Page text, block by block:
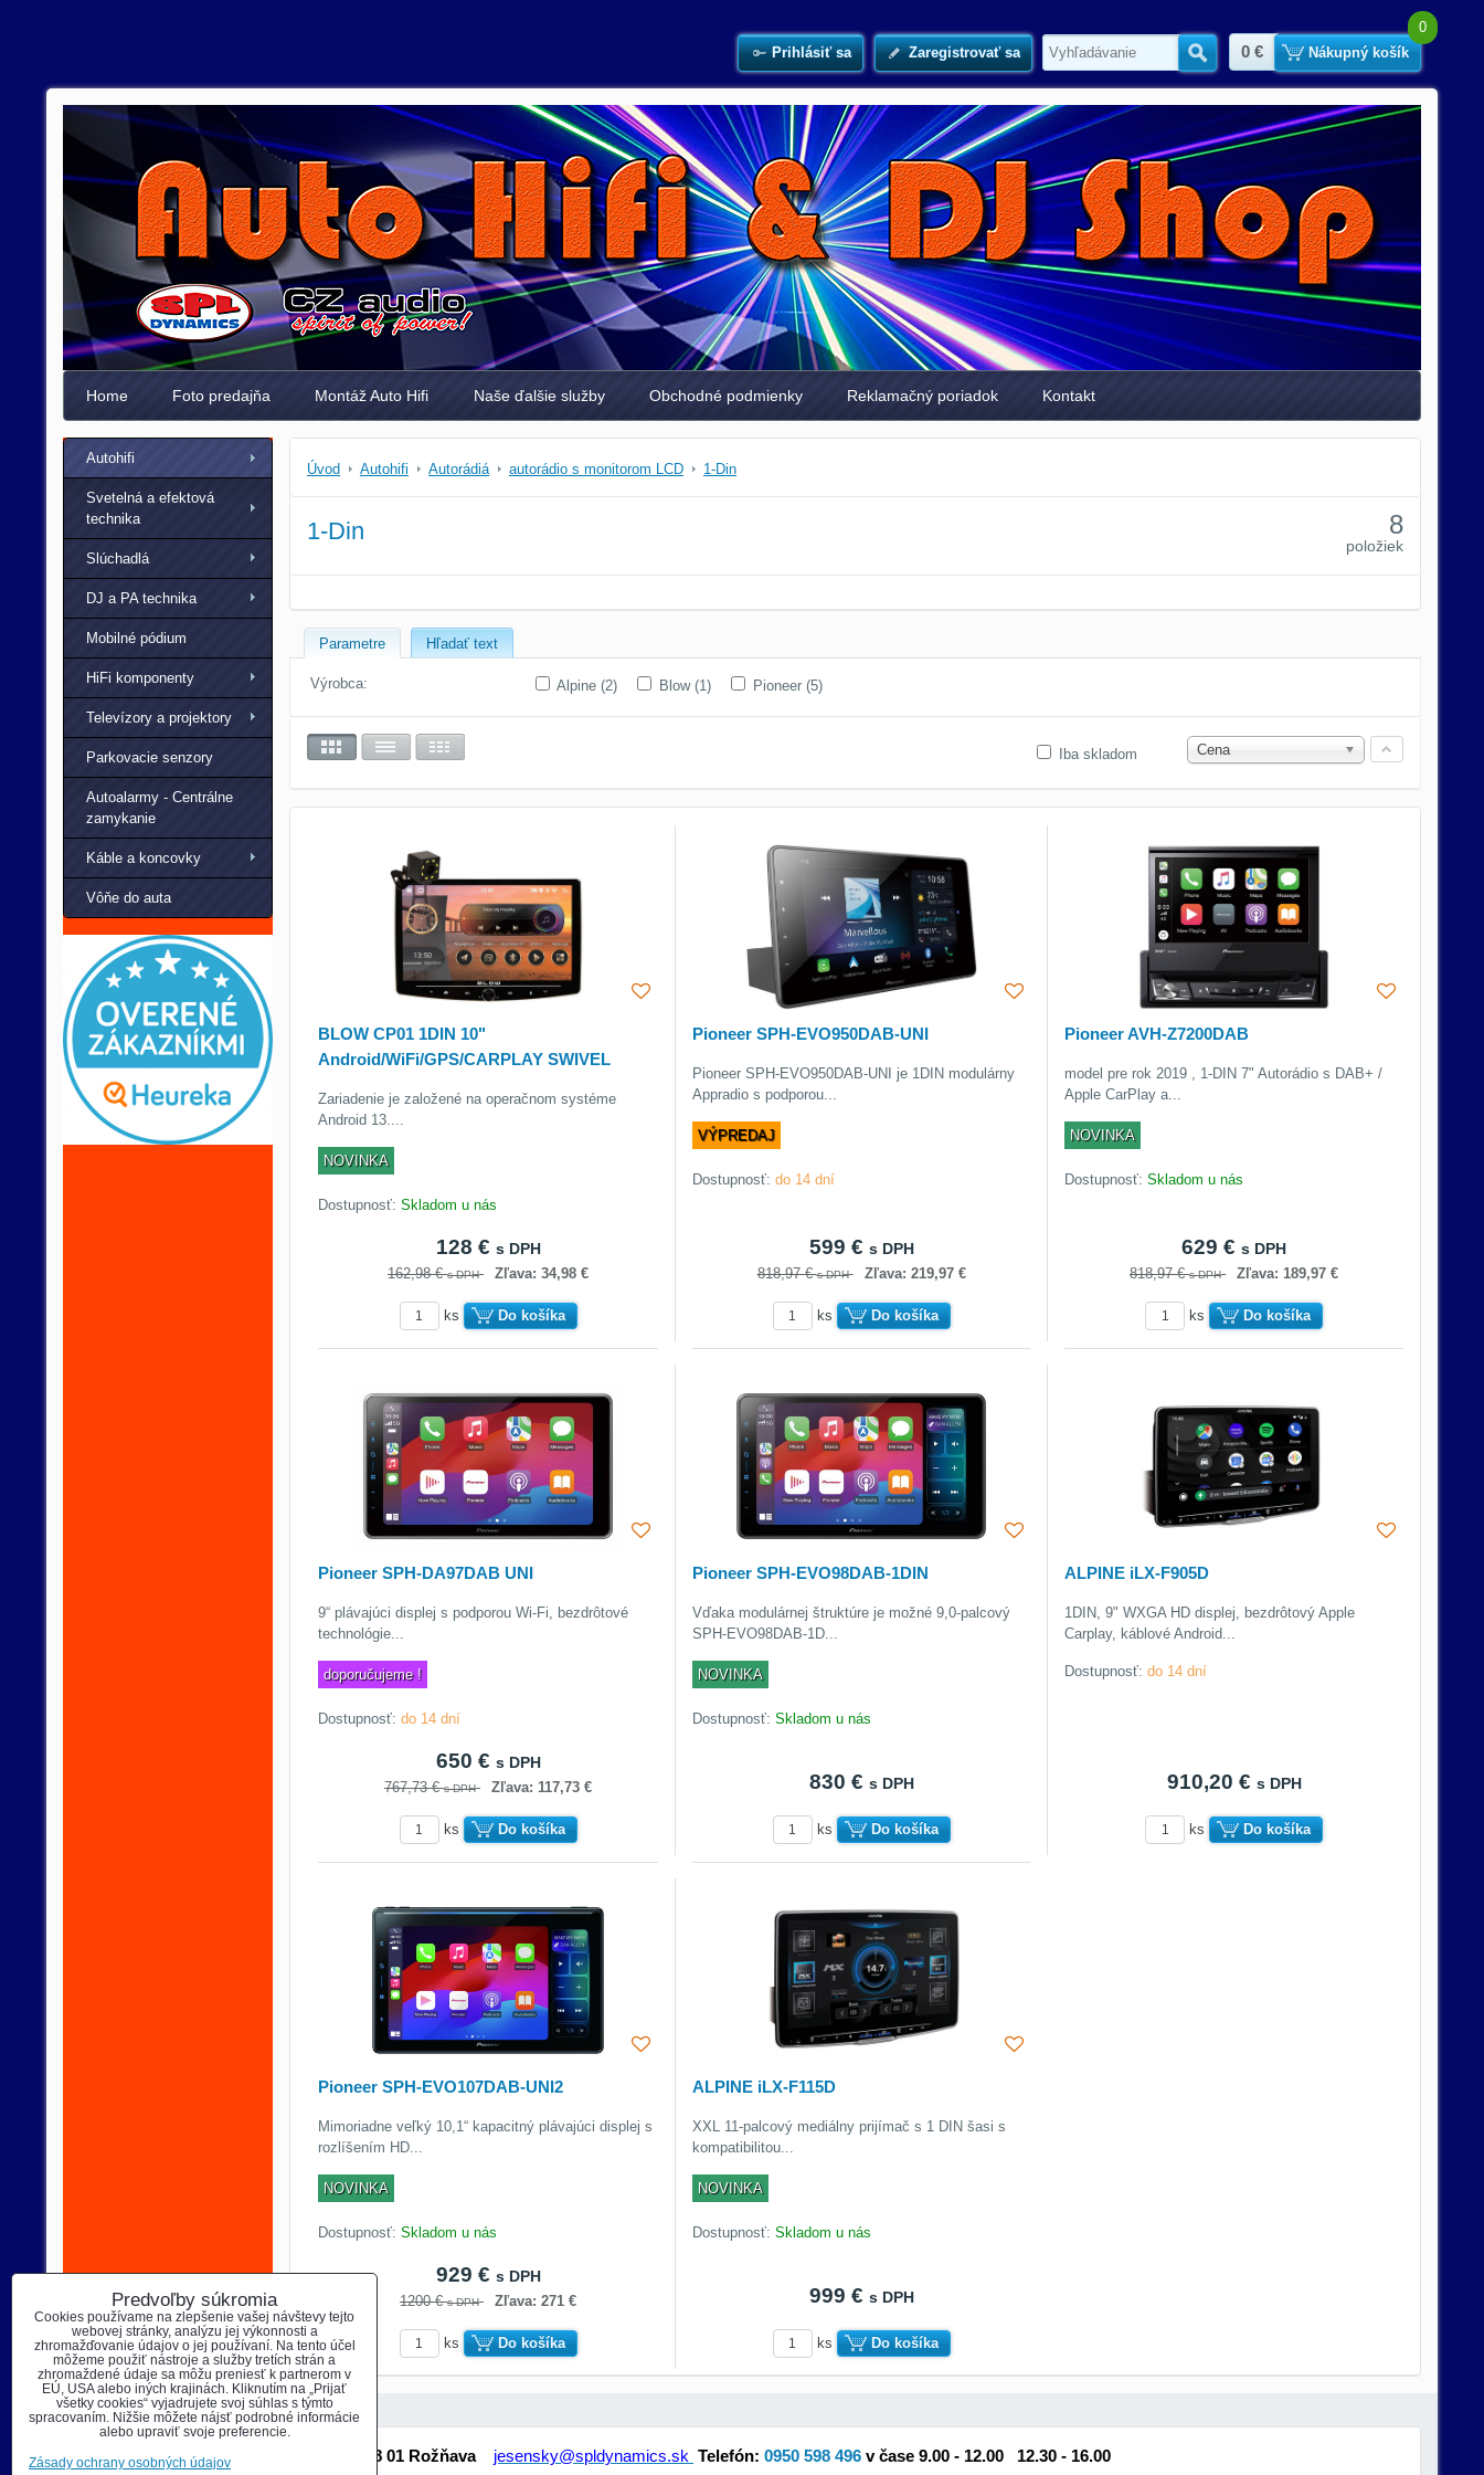
Prihlásiť sa Zaregistrovať sa Hľadať
0 €
0
Nákupný košík
Home Foto predajňa Montáž Auto Hifi Naše ďalšie služby Obchodné podmienky Reklamačný poriadok Kontakt
Úvod Autohifi Autorádiá autorádio s monitorom LCD 1-Din
1-Din 8
položiek
Parametre Hľadať text
Výrobca: Alpine (2) Blow (1) Pioneer (5)
Cena
Iba skladom
BLOW CP01 1DIN 10"
Android/WiFi/GPS/CARPLAY SWIVEL
Zariadenie je založené na operačnom systéme
Android 13....
NOVINKA
Dostupnosť:Skladom u nás
128 € s DPH
162,98 €s DPH Zľava: 34,98 €
ks Do košíka
Pioneer SPH-EVO950DAB-UNI
Pioneer SPH-EVO950DAB-UNI je 1DIN modulárny
Appradio s podporou...
VÝPREDAJ
Dostupnosť: do 14 dní
599 € s DPH
818,97 €s DPH Zľava: 219,97 €
ks Do košíka
Pioneer AVH-Z7200DAB
model pre rok 2019 , 1-DIN 7" Autorádio s DAB+ /
Apple CarPlay a...
NOVINKA
Dostupnosť:Skladom u nás
629 €s DPH
818,97 €s DPH Zľava: 189,97 €
ks Do košíka
Pioneer SPH-DA97DAB UNI
9“ plávajúci displej s podporou Wi-Fi, bezdrôtové
technológie...
doporučujeme !
Dostupnosť:do 14 dní
650 € s DPH
767,73 €s DPH Zľava: 117,73 €
ks Do košíka
Pioneer SPH-EVO98DAB-1DIN
Vďaka modulárnej štruktúre je možné 9,0-palcový
SPH-EVO98DAB-1D...
NOVINKA
Dostupnosť: Skladom u nás
830 € s DPH
ks Do košíka
ALPINE iLX-F905D
1DIN, 9" WXGA HD displej, bezdrôtový Apple
Carplay, káblové Android...
Dostupnosť:do 14 dní
910,20 € s DPH
ks Do košíka
Pioneer SPH-EVO107DAB-UNI2
Mimoriadne veľký 10,1“ kapacitný plávajúci displej s
rozlíšením HD...
NOVINKA
Dostupnosť:Skladom u nás
929 € s DPH
1200 €s DPH Zľava: 271 €
ks Do košíka
ALPINE iLX-F115D
XXL 11-palcový mediálny prijímač s 1 DIN šasi s
kompatibilitou...
NOVINKA
Dostupnosť: Skladom u nás
999 € s DPH
ks Do košíka
Autohifi
Svetelná a efektová
technika
Slúchadlá
DJ a PA technika
Mobilné pódium
HiFi komponenty
Televízory a projektory
Parkovacie senzory
Autoalarmy - Centrálne
zamykanie
Káble a koncovky
Vôňe do auta
Autohifi & DJ Shop Šafárikova 91 048 01 Rožňava jesensky@spldynamics.sk Telefón: 0950 598 496 v čase 9.00 - 12.00 12.30 - 16.00
Predvoľby súkromia
Cookies používame na zlepšenie vašej návštevy tejto
webovej stránky, analýzu jej výkonnosti a
zhromažďovanie údajov o jej používaní. Na tento účel
môžeme použiť nástroje a služby tretích strán a
zhromaždené údaje sa môžu preniesť k partnerom v
EÚ, USA alebo iných krajinách. Kliknutím na „Prijať
všetky cookies“ vyjadrujete svoj súhlas s týmto
spracovaním. Nižšie môžete nájsť podrobné informácie
alebo upraviť svoje preferencie.
Zásady ochrany osobných údajov